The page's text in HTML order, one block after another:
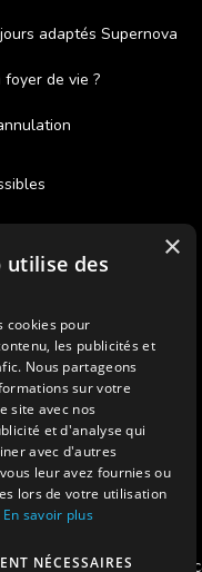
adaptés Supernova
de vie ?
SUPERNOVA
acceptés
Espèces, Mandats
×
utilise des
cookies pour
les publicités et
Nous partageons
sur votre
site avec nos
et d'analyse qui
avec d'autres
leur avez fournies ou
lors de votre utilisation
En savoir plus
NÉCESSAIRES